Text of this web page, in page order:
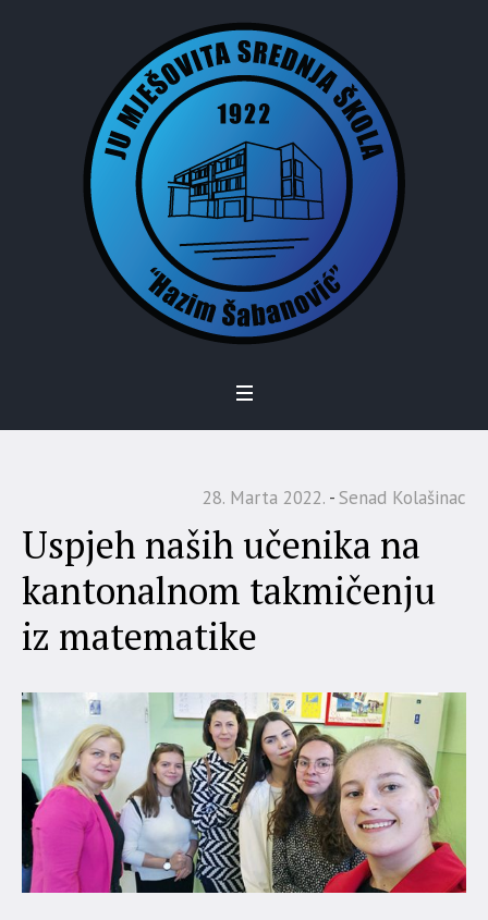
28. Marta 2022. Senad Kolašinac
Uspjeh naših učenika na
kantonalnom takmičenju
iz matematike